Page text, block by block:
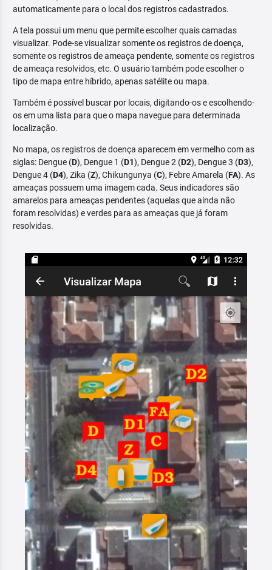
automaticamente para o local dos registros cadastrados.
A tela possui um menu que permite escolher quais camadas
visualizar. Pode-se visualizar somente os registros de doença,
somente os registros de ameaça pendente, somente os registros
de ameaça resolvidos, etc. O usuário também pode escolher o
tipo de mapa entre híbrido, apenas satélite ou mapa.
Também é possível buscar por locais, digitando-os e escolhendo-
os em uma lista para que o mapa navegue para determinada
localização.
No mapa, os registros de doença aparecem em vermelho com as
siglas: Dengue (D), Dengue 1 (D1), Dengue 2 (D2), Dengue 3 (D3),
Dengue 4 (D4), Zika (Z), Chikungunya (C), Febre Amarela (FA). As
ameaças possuem uma imagem cada. Seus indicadores são
amarelos para ameaças pendentes (aquelas que ainda não
foram resolvidas) e verdes para as ameaças que já foram
resolvidas.